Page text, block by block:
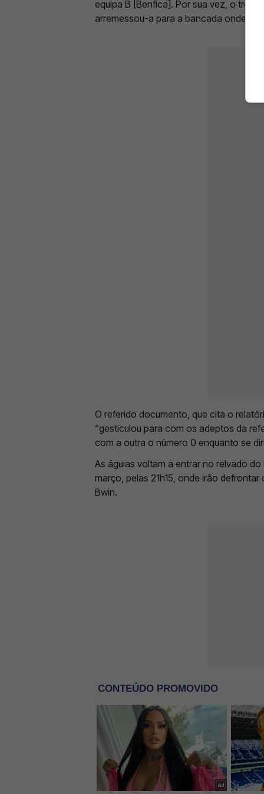
equipa B [Benfica]. Por sua vez, o
arremessou-a para a bancada onde
O referido documento, que cita o
“gesticulou para com os adeptos da
com a outra o número 0 enquanto se
As águias voltam a entrar no relvado
março, pelas 21h15, onde irão
Bwin.